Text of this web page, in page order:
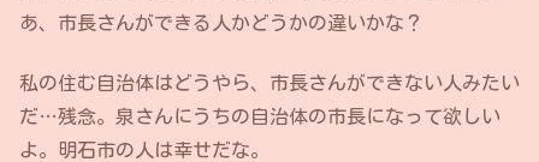
あ、市長さんができる人かどうかの違いかな？
私の住む自治体はどうやら、市長さんができない人みたい
だ…残念。泉さんにうちの自治体の市長になって欲しい
よ。明石市の人は幸せだな。